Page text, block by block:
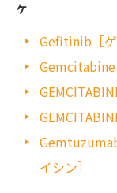
ケ
Gefitinib［ゲ
Gemcitabine
イシン］